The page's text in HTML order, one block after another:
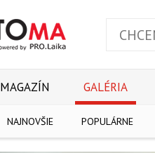
MAGAZÍN GALÉRIA
NAJNOVŠIE POPULÁRNE